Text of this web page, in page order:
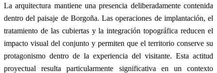
La arquitectura mantiene una presencia deliberadamente contenida
dentro del paisaje de Borgoña. Las operaciones de implantación, el
tratamiento de las cubiertas y la integración topográfica reducen el
impacto visual del conjunto y permiten que el territorio conserve su
protagonismo dentro de la experiencia del visitante. Esta actitud
proyectual resulta particularmente significativa en un contexto